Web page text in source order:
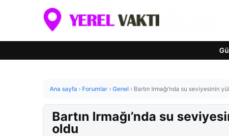
Ana sayfa › Forumlar › Genel › Bartın Irmağı’nda su seviyesinin
Bartın Irmağı’nda su
oldu